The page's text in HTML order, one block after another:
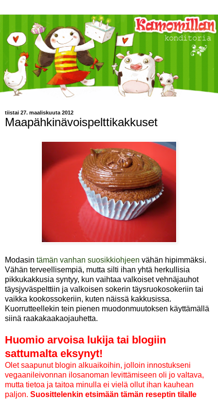
tiistai 27. maaliskuuta 2012
Maapähkinävoispelttikakkuset
Modasin tämän vanhan suosikkiohjeen vähän hipimmäksi.
Vähän terveellisempiä, mutta silti ihan yhtä herkullisia
pikkukakkusia syntyy, kun vaihtaa valkoiset vehnäjauhot
täysjyväspelttiin ja valkoisen sokerin täysruokosokeriin tai
vaikka kookossokeriin, kuten näissä kakkusissa.
Kuorrutteellekin tein pienen muodonmuutoksen käyttämällä
siinä raakakaakaojauhetta.
Huomio arvoisa lukija tai blogiin
sattumalta eksynyt!
Olet saapunut blogin alkuaikoihin, jolloin innostukseni
vegaanileivonnan ilosanoman levittämiseen oli jo valtava,
mutta tietoa ja taitoa minulla ei vielä ollut ihan kauhean
paljon. Suosittelenkin etsimään tämän reseptin tilalle